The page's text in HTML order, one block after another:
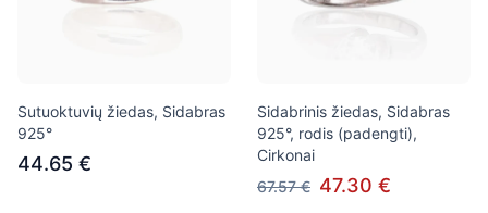
Sutuoktuvių žiedas, Sidabras
925°
44.65 €
Sidabrinis žiedas, Sidabras
925°, rodis (padengti),
Cirkonai
67.57 € 47.30 €